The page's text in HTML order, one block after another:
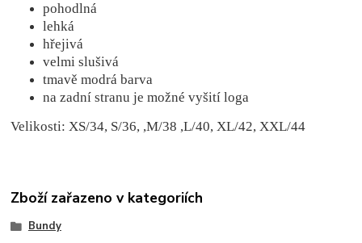
pohodlná
lehká
hřejivá
velmi slušivá
tmavě modrá barva
na zadní stranu je možné vyšití loga
Velikosti: XS/34, S/36, ,M/38 ,L/40, XL/42, XXL/44
Zboží zařazeno v kategoriích
Bundy